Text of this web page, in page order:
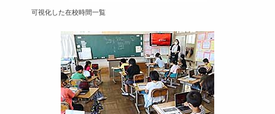
可視化した在校時間一覧